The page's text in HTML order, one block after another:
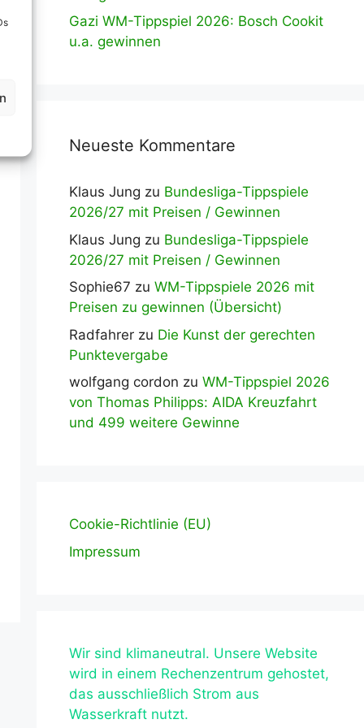
Gazi WM-Tippspiel 2026: Bosch Cookit
u.a. gewinnen
Neueste Kommentare
Klaus Jung zu Bundesliga-Tippspiele
2026/27 mit Preisen / Gewinnen
Klaus Jung zu Bundesliga-Tippspiele
2026/27 mit Preisen / Gewinnen
Sophie67 zu WM-Tippspiele 2026 mit
Preisen zu gewinnen (Übersicht)
Radfahrerzu Die Kunst der gerechten
Punktevergabe
wolfgang cordon zu WM-Tippspiel 2026
von Thomas Philipps: AIDA Kreuzfahrt
und 499 weitere Gewinne
Cookie-Richtlinie (EU)
Impressum
Wir sind klimaneutral. Unsere Website
wird in einem Rechenzentrum gehostet,
das ausschließlich Strom aus
Wasserkraft nutzt.